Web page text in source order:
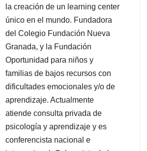
la creación de un learning center
único en el mundo. Fundadora
del Colegio Fundación Nueva
Granada, y la Fundación
Oportunidad para niños y
familias de bajos recursos con
dificultades emocionales y/o de
aprendizaje. Actualmente
atiende consulta privada de
psicología y aprendizaje y es
conferencista nacional e